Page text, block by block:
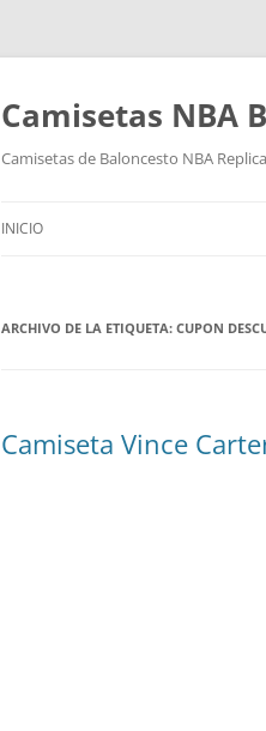
Camisetas NBA
Camisetas de Baloncesto NBA
INICIO
ARCHIVO DE LA ETIQUETA: CUPON
Camiseta Vince